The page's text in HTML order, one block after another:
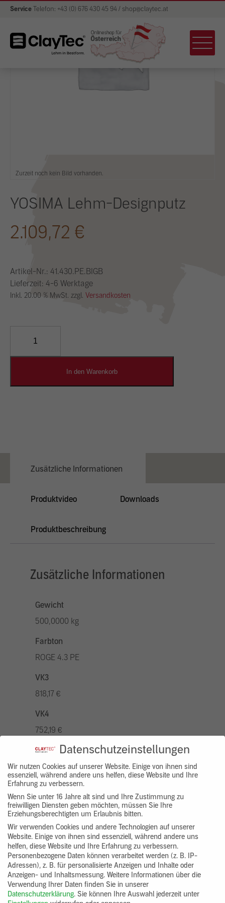
Service Telefon: +43 (0) 676 430 45 94 / shop@claytec.at
Zurzeit noch kein Bild vorhanden.
YOSIMA Lehm-Designputz
2.109,72 €
Artikel-Nr.: 41.430.PE.BIGB
Lieferzeit: 4-6 Werktage
Inkl. 20.00 % MwSt. zzgl. Versandkosten
Designputz
In den Warenkorb
Zusätzliche Informationen
Produktvideo Downloads
Produktbeschreibung
Zusätzliche Informationen
Gewicht
500,0000 kg
Farbton
ROGE 4.3 PE
VK3
818,17 €
VK4
752,19 €
VK5
936,94 €
VK7
686,20 €
Gruppenprodukt
yosima_designputz_bigb
Datenschutzeinstellungen
Wir nutzen Cookies auf unserer Website. Einige von ihnen sind
essenziell, während andere uns helfen, diese Website und Ihre
Erfahrung zu verbessern.
Wenn Sie unter 16 Jahre alt sind und Ihre Zustimmung zu
freiwilligen Diensten geben möchten, müssen Sie Ihre
Erziehungsberechtigten um Erlaubnis bitten.
Wir verwenden Cookies und andere Technologien auf unserer
Website. Einige von ihnen sind essenziell, während andere uns
helfen, diese Website und Ihre Erfahrung zu verbessern.
Personenbezogene Daten können verarbeitet werden (z. B. IP-
Adressen), z. B. für personalisierte Anzeigen und Inhalte oder
Anzeigen- und Inhaltsmessung. Weitere Informationen über die
Verwendung Ihrer Daten finden Sie in unserer
Datenschutzerklärung. Sie können Ihre Auswahl jederzeit unter